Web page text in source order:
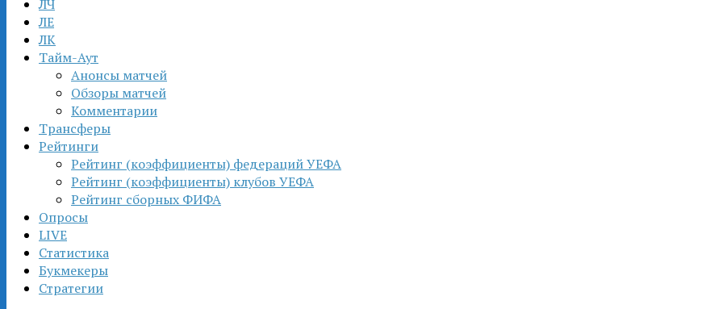
ЛЧ
ЛЕ
ЛК
Тайм-Аут
Анонсы матчей
Обзоры матчей
Комментарии
Трансферы
Рейтинги
Рейтинг (коэффициенты) федераций УЕФА
Рейтинг (коэффициенты) клубов УЕФА
Рейтинг сборных ФИФА
Опросы
LIVE
Статистика
Букмекеры
Стратегии